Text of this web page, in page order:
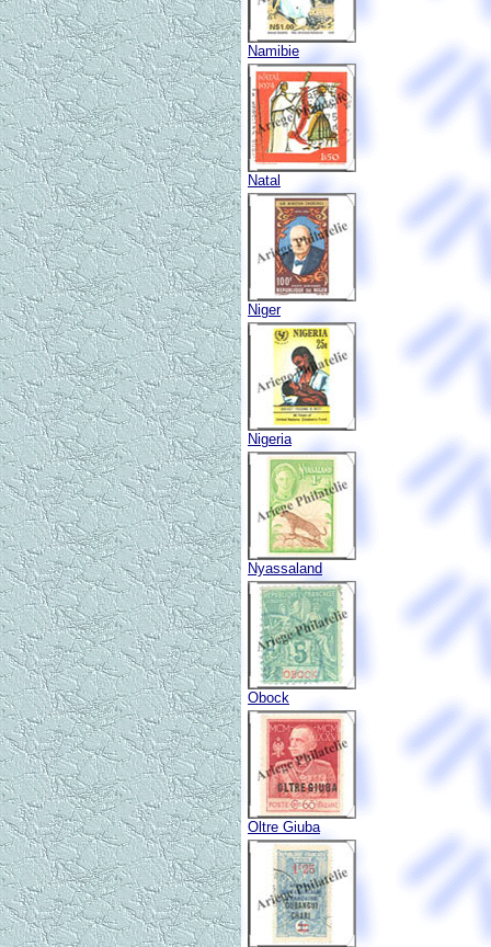
Namibie
Natal
Niger
Nigeria
Nyassaland
Obock
Oltre Giuba